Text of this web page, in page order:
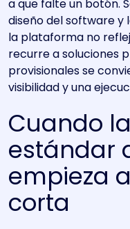
a que falte un botón.
diseño del software y
la plataforma no
recurre a soluciones
provisionales se
visibilidad y una
Cuando
estándar
empieza
corta